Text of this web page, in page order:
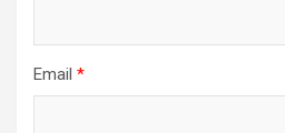
Email *